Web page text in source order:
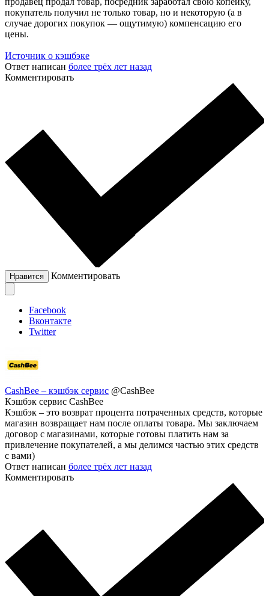
покупатель получил не только товар, но и некоторую (а в
случае дорогих покупок — ощутимую) компенсацию его
цены.
Источник о кэшбэке
Ответ написан более трёх лет назад
Комментировать
Нравится Комментировать
Facebook
Вконтакте
Twitter
CashBee – кэшбэк сервис @CashBee
Кэшбэк сервис CashBee
Кэшбэк – это возврат процента потраченных средств, которые
магазин возвращает нам после оплаты товара. Мы заключаем
договор с магазинами, которые готовы платить нам за
привлечение покупателей, а мы делимся частью этих средств
с вами)
Ответ написан более трёх лет назад
Комментировать